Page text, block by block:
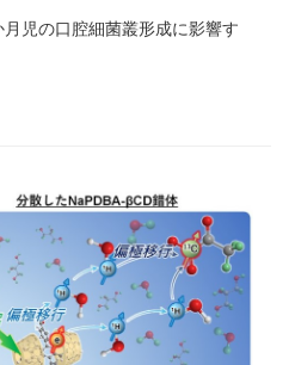
児の⼝腔細菌叢形成に影響す